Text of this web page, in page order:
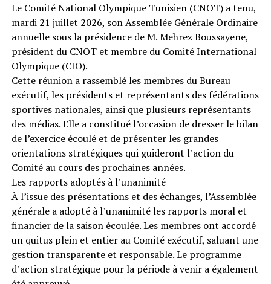
Le Comité National Olympique Tunisien (CNOT) a tenu,
mardi 21 juillet 2026, son Assemblée Générale Ordinaire
annuelle sous la présidence de M. Mehrez Boussayene,
président du CNOT et membre du Comité International
Olympique (CIO).
Cette réunion a rassemblé les membres du Bureau
exécutif, les présidents et représentants des fédérations
sportives nationales, ainsi que plusieurs représentants
des médias. Elle a constitué l’occasion de dresser le bilan
de l’exercice écoulé et de présenter les grandes
orientations stratégiques qui guideront l’action du
Comité au cours des prochaines années.
Les rapports adoptés à l’unanimité
À l’issue des présentations et des échanges, l’Assemblée
générale a adopté à l’unanimité les rapports moral et
financier de la saison écoulée. Les membres ont accordé
un quitus plein et entier au Comité exécutif, saluant une
gestion transparente et responsable. Le programme
d’action stratégique pour la période à venir a également